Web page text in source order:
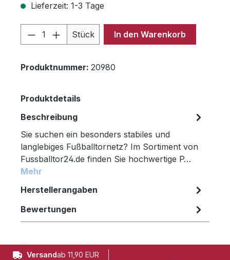
Lieferzeit: 1-3 Tage
Produkt Anzahl: Gib den
Stück In den Warenkorb
Produktnummer: 20980
Produktdetails
Beschreibung
Sie suchen ein besonders stabiles und
langlebiges Fußballtornetz? Im Sortiment von
Fussballtor24.de finden Sie hochwertige P…
Mehr
Herstellerangaben
Bewertungen
Versandab 11,90 EUR